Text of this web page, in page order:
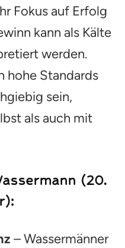
Fokus auf Erfolg
kann als Kälte
werden.
hohe Standards
sein,
als auch mit
(20.
– Wassermänner